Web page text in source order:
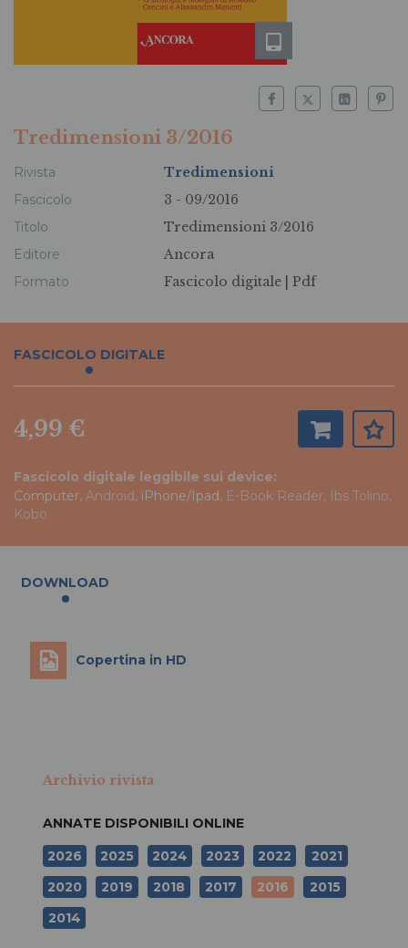
Tredimensioni 3/2016
Rivista
Tredimensioni
Fascicolo
3 - 09/2016
Titolo
Tredimensioni 3/2016
Editore
Ancora
Formato
Fascicolo digitale | Pdf
FASCICOLO DIGITALE
4,99 €
Fascicolo digitale leggibile sui device:
Computer, Android, iPhone/Ipad, E-Book Reader, Ibs Tolino,
Kobo
DOWNLOAD
Copertina in HD
Archivio rivista
ANNATE DISPONIBILI ONLINE
2026
2025 2024 2023 2022
2021
2020
2019 2018 2017 2016
2015
2014